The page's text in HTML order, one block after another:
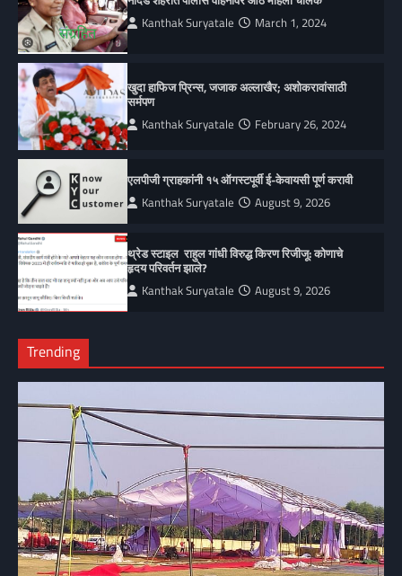
Kanthak Suryatale March 1, 2024
खुदा हाफिज प्रिन्स, जजाक अल्लाखैर; अशोकरावांसाठी
सर्मपण
Kanthak Suryatale February 26, 2024
एलपीजी ग्राहकांनी १५ ऑगस्टपूर्वी ई-केवायसी पूर्ण करावी
Kanthak Suryatale August 9, 2026
थ्रेड स्टाइल राहुल गांधी विरुद्ध किरण रिजीजू: कोणाचे
हृदय परिवर्तन झाले?
Kanthak Suryatale August 9, 2026
Trending